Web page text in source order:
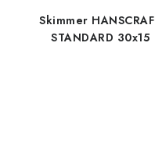
Skimmer
STANDARD 30x15